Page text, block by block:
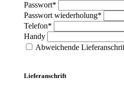
Passwort*
Passwort wiederholung*
Telefon*
Handy
Abweichende
Lieferanschrift